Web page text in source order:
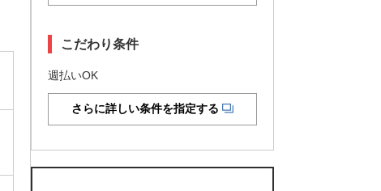
こだわり条件
週払いOK
さらに詳しい条件を指定する